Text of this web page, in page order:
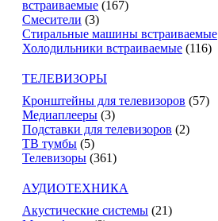
встраиваемые (167)
Смесители (3)
Стиральные машины встраиваемые
Холодильники встраиваемые (116)
ТЕЛЕВИЗОРЫ
Кронштейны для телевизоров (57)
Медиаплееры (3)
Подставки для телевизоров (2)
ТВ тумбы (5)
Телевизоры (361)
АУДИОТЕХНИКА
Акустические системы (21)